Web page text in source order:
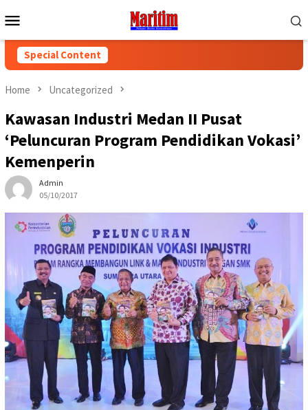
to
Menu
Special Content
Home Uncategorized
Kawasan Industri Medan II Pusat
‘Peluncuran Program Pendidikan Vokasi’
Kemenperin
Admin
05/10/2017